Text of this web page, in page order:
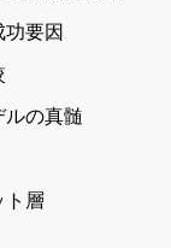
要因
ルの真髄
ト層